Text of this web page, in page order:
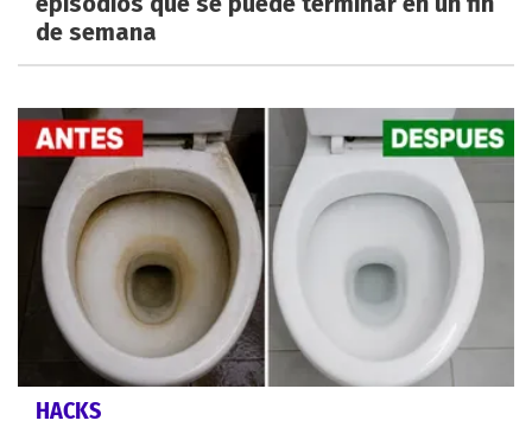
de semana
HACKS